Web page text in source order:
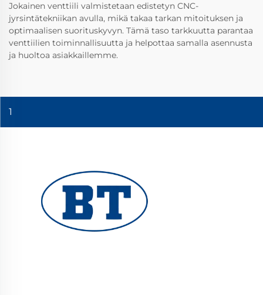
Jokainen venttiili valmistetaan edistetyn CNC-
jyrsintätekniikan avulla, mikä takaa tarkan mitoituksen ja
optimaalisen suorituskyvyn. Tämä taso tarkkuutta parantaa
venttiilien toiminnallisuutta ja helpottaa samalla asennusta
ja huoltoa asiakkaillemme.
1